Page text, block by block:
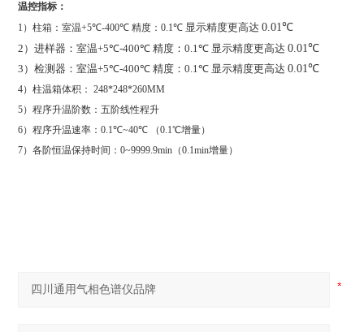
温控指标：
1 ）柱箱：室温+5℃-400℃ 精度：0.1℃ 显示精度更高达 0.01℃
2 ）进样器：室温+5℃-400℃ 精度：0.1℃ 显示精度更高达 0.01℃
3 ）检测器：室温+5℃-400℃ 精度：0.1℃ 显示精度更高达 0.01℃
4）柱温箱体积：
248*248*260MM
5）程序升温阶数：五阶线性程升
6）程序升温速率：0.1℃~40℃ （0.1℃增量）
7）各阶恒温保持时间：0~9999.9min （0.1min增量）